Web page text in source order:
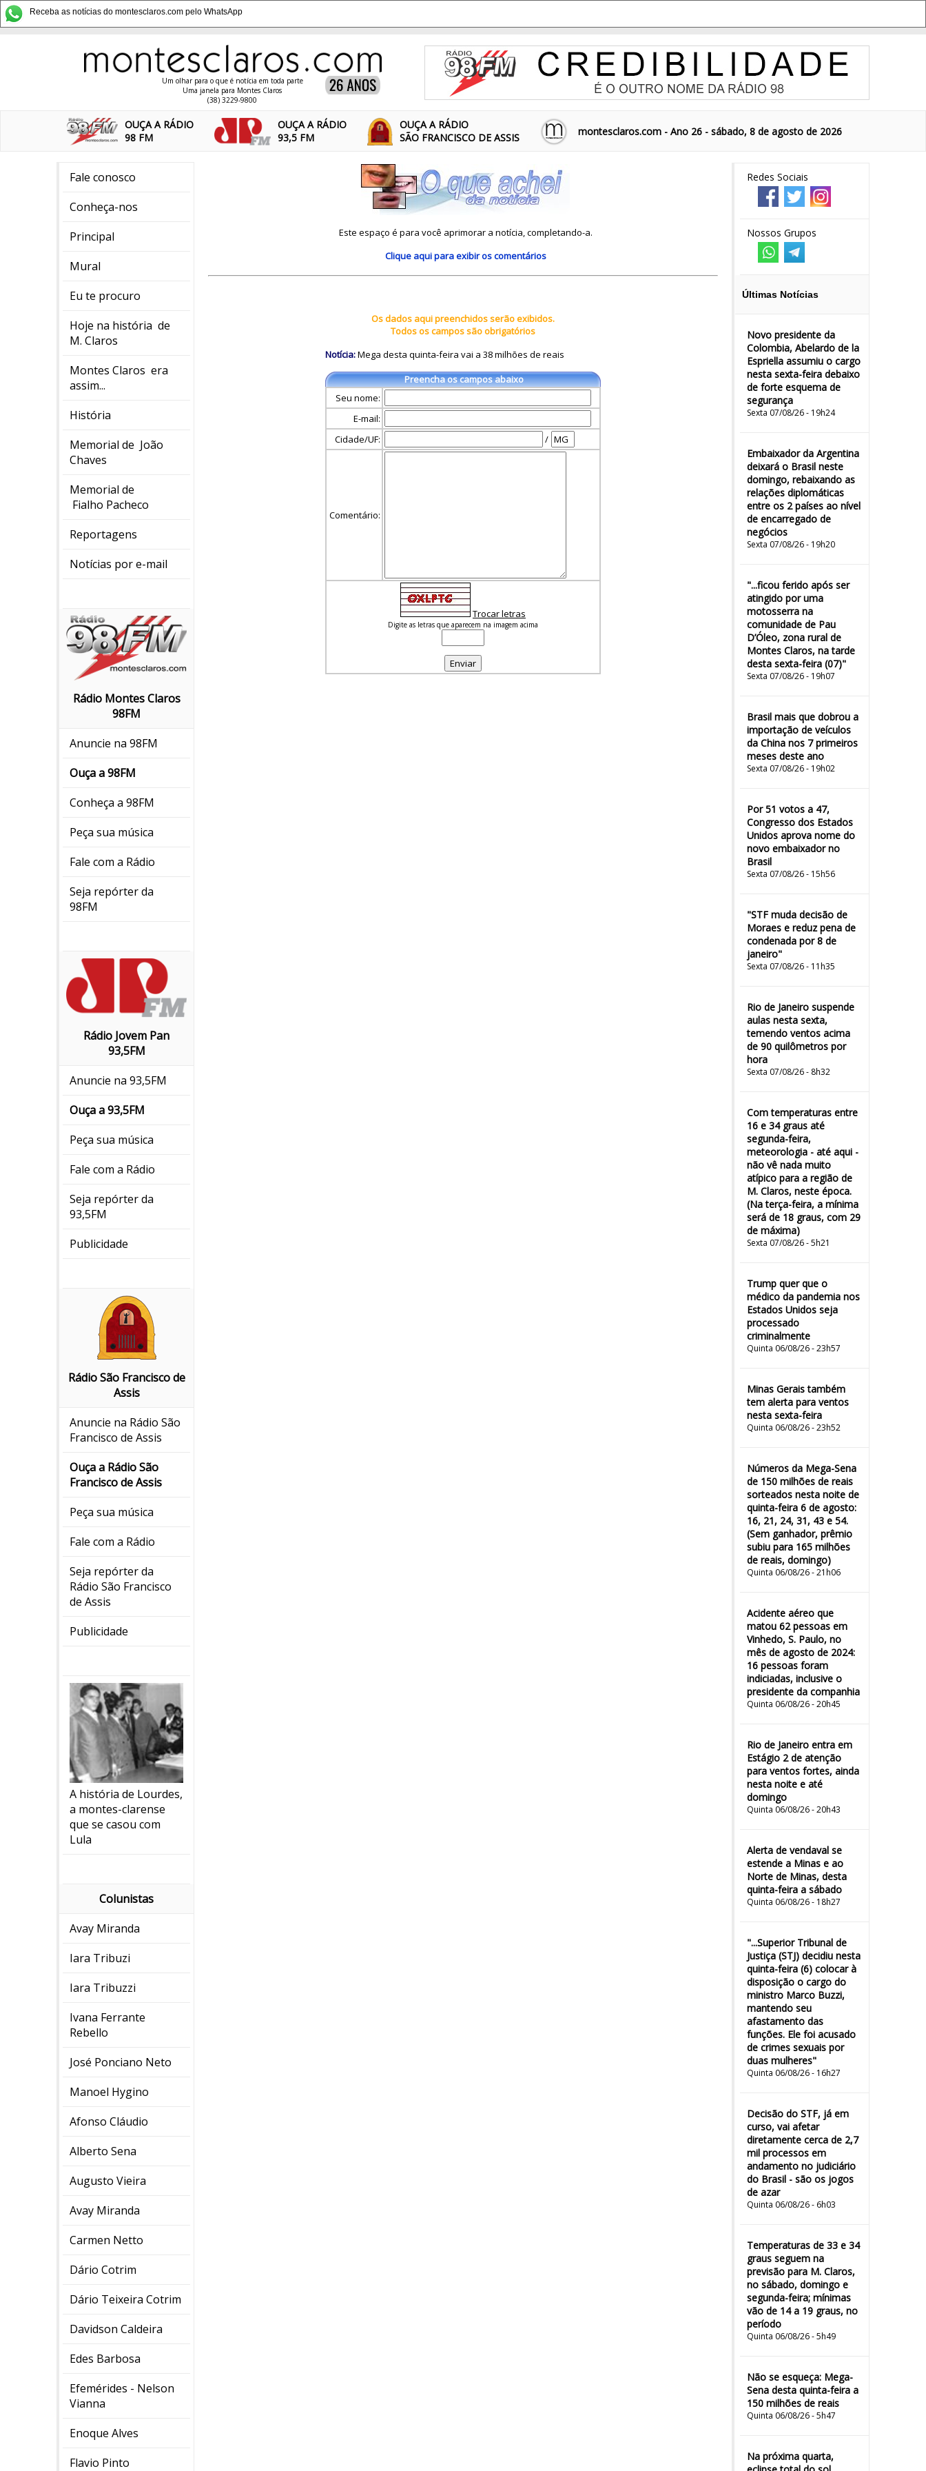
Receba as notícias do montesclaros.com pelo WhatsApp
Um olhar para o que é notícia em toda parte
Uma janela para Montes Claros
(38) 3229-9800
OUÇA A RÁDIO
98 FM
OUÇA A RÁDIO
93,5 FM
OUÇA A RÁDIO
SÃO FRANCISCO DE ASSIS
montesclaros.com - Ano 26 - sábado, 8 de agosto de 2026
Fale conosco
Conheça-nos
Principal
Mural
Eu te procuro
Hoje na história de
M. Claros
Montes Claros era
assim...
História
Memorial de João
Chaves
Memorial de
Fialho Pacheco
Reportagens
Notícias por e-mail
Rádio Montes Claros
98FM
Anuncie na 98FM
Ouça a 98FM
Conheça a 98FM
Peça sua música
Fale com a Rádio
Seja repórter da
98FM
Rádio Jovem Pan
93,5FM
Anuncie na 93,5FM
Ouça a 93,5FM
Peça sua música
Fale com a Rádio
Seja repórter da
93,5FM
Publicidade
Rádio São Francisco de
Assis
Anuncie na Rádio São
Francisco de Assis
Ouça a Rádio São
Francisco de Assis
Peça sua música
Fale com a Rádio
Seja repórter da
Rádio São Francisco
de Assis
Publicidade
A história de Lourdes,
a montes-clarense
que se casou com
Lula
Colunistas
Avay Miranda
Iara Tribuzi
Iara Tribuzzi
Ivana Ferrante
Rebello
José Ponciano Neto
Manoel Hygino
Afonso Cláudio
Alberto Sena
Augusto Vieira
Avay Miranda
Carmen Netto
Dário Cotrim
Dário Teixeira Cotrim
Davidson Caldeira
Edes Barbosa
Efemérides - Nelson
Vianna
Enoque Alves
Flavio Pinto
Redes Sociais
Nossos Grupos
Últimas Notícias
Novo presidente da
Colombia, Abelardo de la
Espriella assumiu o cargo
nesta sexta-feira debaixo
de forte esquema de
segurança
Sexta 07/08/26 - 19h24
Embaixador da Argentina
deixará o Brasil neste
domingo, rebaixando as
relações diplomáticas
entre os 2 países ao nível
de encarregado de
negócios
Sexta 07/08/26 - 19h20
"...ficou ferido após ser
atingido por uma
motosserra na
comunidade de Pau
D’Óleo, zona rural de
Montes Claros, na tarde
desta sexta-feira (07)"
Sexta 07/08/26 - 19h07
Brasil mais que dobrou a
importação de veículos
da China nos 7 primeiros
meses deste ano
Sexta 07/08/26 - 19h02
Por 51 votos a 47,
Congresso dos Estados
Unidos aprova nome do
novo embaixador no
Brasil
Sexta 07/08/26 - 15h56
"STF muda decisão de
Moraes e reduz pena de
condenada por 8 de
janeiro"
Sexta 07/08/26 - 11h35
Rio de Janeiro suspende
aulas nesta sexta,
temendo ventos acima
de 90 quilômetros por
hora
Sexta 07/08/26 - 8h32
Com temperaturas entre
16 e 34 graus até
segunda-feira,
meteorologia - até aqui -
não vê nada muito
atípico para a região de
M. Claros, neste época.
(Na terça-feira, a mínima
será de 18 graus, com 29
de máxima)
Sexta 07/08/26 - 5h21
Trump quer que o
médico da pandemia nos
Estados Unidos seja
processado
criminalmente
Quinta 06/08/26 - 23h57
Minas Gerais também
tem alerta para ventos
nesta sexta-feira
Quinta 06/08/26 - 23h52
Números da Mega-Sena
de 150 milhões de reais
sorteados nesta noite de
quinta-feira 6 de agosto:
16, 21, 24, 31, 43 e 54.
(Sem ganhador, prêmio
subiu para 165 milhões
de reais, domingo)
Quinta 06/08/26 - 21h06
Acidente aéreo que
matou 62 pessoas em
Vinhedo, S. Paulo, no
mês de agosto de 2024:
16 pessoas foram
indiciadas, inclusive o
presidente da companhia
Quinta 06/08/26 - 20h45
Rio de Janeiro entra em
Estágio 2 de atenção
para ventos fortes, ainda
nesta noite e até
domingo
Quinta 06/08/26 - 20h43
Alerta de vendaval se
estende a Minas e ao
Norte de Minas, desta
quinta-feira a sábado
Quinta 06/08/26 - 18h27
"...Superior Tribunal de
Justiça (STJ) decidiu nesta
quinta-feira (6) colocar à
disposição o cargo do
ministro Marco Buzzi,
mantendo seu
afastamento das
funções. Ele foi acusado
de crimes sexuais por
duas mulheres"
Quinta 06/08/26 - 16h27
Decisão do STF, já em
curso, vai afetar
diretamente cerca de 2,7
mil processos em
andamento no judiciário
do Brasil - são os jogos
de azar
Quinta 06/08/26 - 6h03
Temperaturas de 33 e 34
graus seguem na
previsão para M. Claros,
no sábado, domingo e
segunda-feira; mínimas
vão de 14 a 19 graus, no
período
Quinta 06/08/26 - 5h49
Não se esqueça: Mega-
Sena desta quinta-feira a
150 milhões de reais
Quinta 06/08/26 - 5h47
Na próxima quarta,
Este espaço é para você aprimorar a notícia, completando-a.
Clique aquipara exibir os comentários
Os dados aqui preenchidos serão exibidos.
Todos os campos são obrigatórios
Notícia:Mega desta quinta-feira vai a 38 milhões de reais
Preencha os campos abaixo
Seu nome:
E-mail:
Cidade/UF:
/
Comentário:
Trocar letras
Digite as letras que aparecem na imagem acima